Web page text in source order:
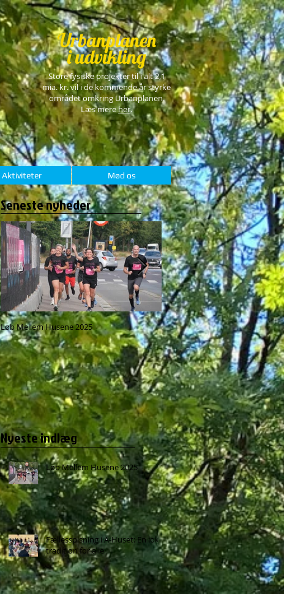
Urbanplanen
i udvikling
Store fysiske projekter til i alt 2,1
mia. kr. vil i de kommende år styrke
området omkring Urbanplanen.
Læs mereher.
Aktiviteter Mød os
Seneste nyheder
Løb Mellem Husene 2025
Fællesspisning i A-Huset: En
for alle
Nyeste indlæg
Løb Mellem Husene 2025
Fællesspisning i A-Huset: En lokal
tradition for alle